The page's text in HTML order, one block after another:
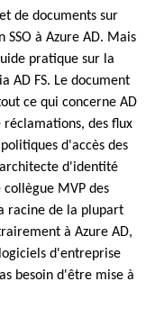
de documents sur
à Azure AD. Mais
pratique sur la
AD FS. Le document
ce qui concerne AD
réclamations, des flux
d'accès des
d'identité
MVP des
racine de la plupart
à Azure AD,
d'entreprise
besoin d'être mise à